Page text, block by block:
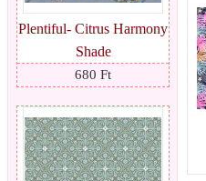
Plentiful- Citrus Harmony
Shade
680 Ft